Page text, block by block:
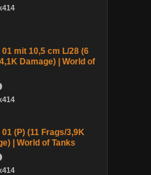
01 mit 10,5 cm L/28 (6
Damage) | World of
01 (P) (11 Frags/3,9K
| World of Tanks